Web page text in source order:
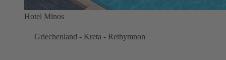
Hotel Minos
Griechenland - Kreta - Rethymnon